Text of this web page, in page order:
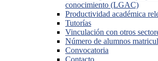
conocimiento (LGAC)
Productividad académica
Tutorías
Vinculación con otros
Número de alumnos
Convocatoria
Contacto